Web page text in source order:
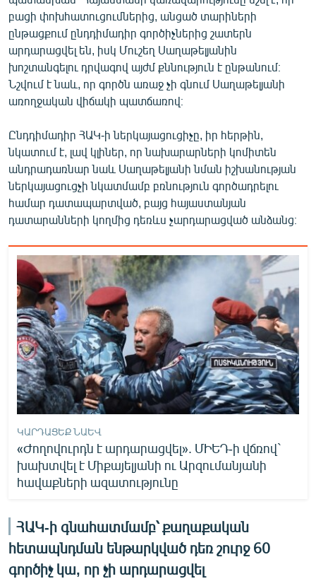
բացի փոխհատուցումներից, անցած տարիների
ընթացքում ընդդիմադիր գործիչներից շատերն
արդարացվել են, իսկ Մուշեղ Սաղաթելյանին
խոշտանգելու դրվագով այժմ քննություն է ընթանում։
Նշվում է նաև, որ գործն առաջ չի գնում Սաղաթելյանի
առողջական վիճակի պատճառով։
Ընդդիմադիր ՀԱԿ-ի ներկայացուցիչը, իր հերթին,
նկատում է, լավ կլիներ, որ նախարարների կոմիտեն
անդրադառնար նաև Սաղաթելյանի նման իշխանության
ներկայացուցչի նկատմամբ բռնություն գործադրելու
համար դատապարտված, բայց հայաստանյան
դատարանների կողմից դեռևս չարդարացված անձանց։
ԿԱՐԴԱՑԵՔ ՆԱԵՎ
«Ժողովուրդն է արդարացվել». ՄԻԵԴ-ի վճռով`
խախտվել է Միքայելյանի ու Արզումանյանի
հավաքների ազատությունը
ՀԱԿ-ի գնահատմամբ՝ քաղաքական
հետապնդման ենթարկված դեռ շուրջ 60
գործիչ կա, որ չի արդարացվել